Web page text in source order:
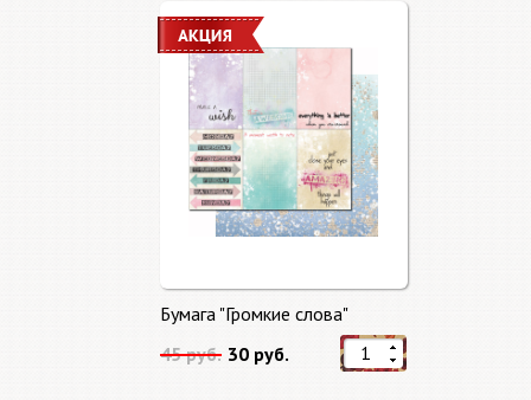
Бумага "Громкие слова"
45 руб. 30 руб.